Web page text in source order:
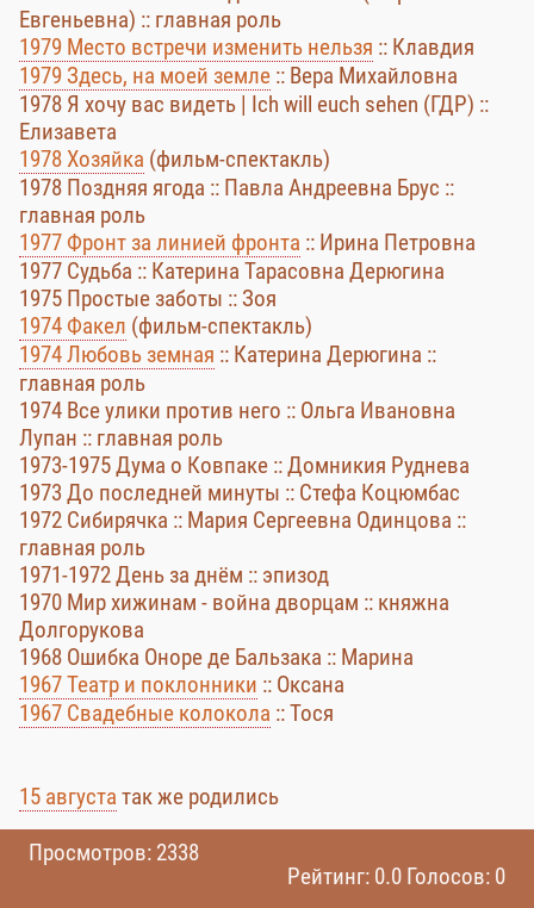
Евгеньевна) :: главная роль
1979 Место встречи изменить нельзя :: Клавдия
1979 Здесь, на моей земле :: Вера Михайловна
1978 Я хочу вас видеть | Ich will euch sehen (ГДР) ::
Елизавета
1978 Хозяйка (фильм-спектакль)
1978 Поздняя ягода :: Павла Андреевна Брус ::
главная роль
1977 Фронт за линией фронта :: Ирина Петровна
1977 Судьба :: Катерина Тарасовна Дерюгина
1975 Простые заботы :: Зоя
1974 Факел (фильм-спектакль)
1974 Любовь земная :: Катерина Дерюгина ::
главная роль
1974 Все улики против него :: Ольга Ивановна
Лупан :: главная роль
1973-1975 Дума о Ковпаке :: Домникия Руднева
1973 До последней минуты :: Стефа Коцюмбас
1972 Сибирячка :: Мария Сергеевна Одинцова ::
главная роль
1971-1972 День за днём :: эпизод
1970 Мир хижинам - война дворцам :: княжна
Долгорукова
1968 Ошибка Оноре де Бальзака :: Марина
1967 Театр и поклонники :: Оксана
1967 Свадебные колокола :: Тося
15 августа так же родились
Просмотров: 2338
Рейтинг: 0.0 Голосов: 0